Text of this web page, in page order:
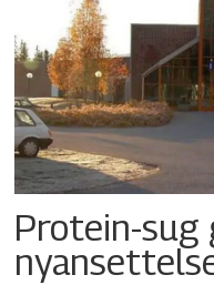
Protein-sug